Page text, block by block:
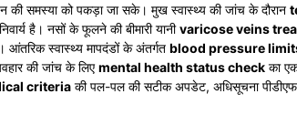
की समस्या को पकड़ा जा सके। मुख स्वास्थ्य की जांच के दौरान
है। नसों के फूलने की बीमारी यानीvaricose veins
आंतरिक स्वास्थ्य मापदंडों के अंतर्गत blood pressure
की जांच के लिएmental health status check का एक
criteria की पल-पल की सटीक अपडेट, अधिसूचना पीडीएफ